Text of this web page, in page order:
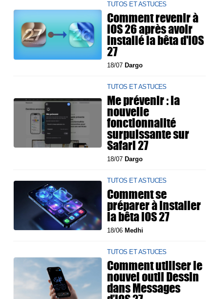
TUTOS ET ASTUCES
Comment revenir à
iOS 26 après avoir
installé la bêta d'iOS
27
18/07 Dargo
TUTOS ET ASTUCES
Me prévenir : la
nouvelle
fonctionnalité
surpuissante sur
Safari 27
18/07 Dargo
TUTOS ET ASTUCES
Comment se
préparer à installer
la bêta iOS 27
18/06 Medhi
TUTOS ET ASTUCES
Comment utiliser le
nouvel outil Dessin
dans Messages